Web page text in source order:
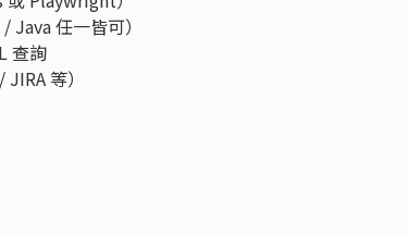
任一皆可）
查詢
等）